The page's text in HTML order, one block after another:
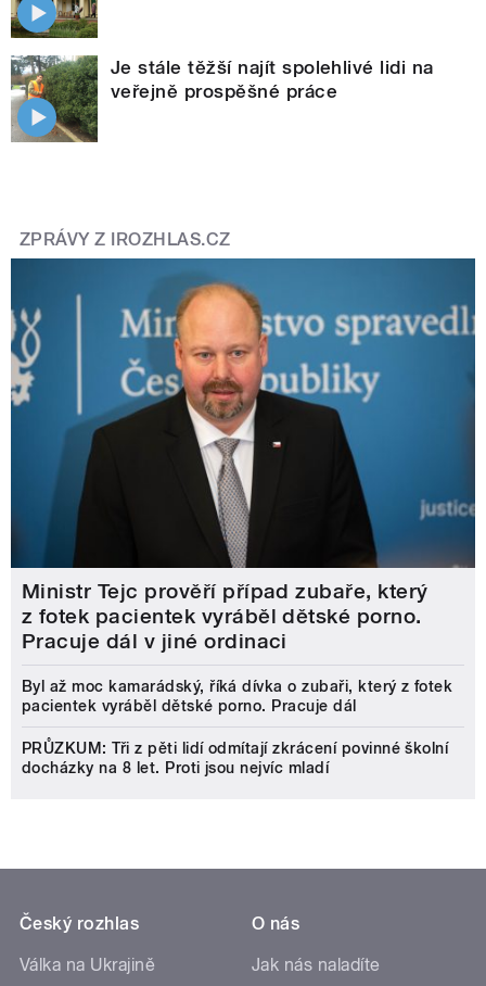
Je stále těžší najít spolehlivé lidi na
veřejně prospěšné práce
ZPRÁVY Z IROZHLAS.CZ
Ministr Tejc prověří případ zubaře, který
z fotek pacientek vyráběl dětské porno.
Pracuje dál v jiné ordinaci
Byl až moc kamarádský, říká dívka o zubaři, který z fotek
pacientek vyráběl dětské porno. Pracuje dál
PRŮZKUM: Tři z pěti lidí odmítají zkrácení povinné školní
docházky na 8 let. Proti jsou nejvíc mladí
Český rozhlas
Válka na Ukrajině
O nás
Jak nás naladíte